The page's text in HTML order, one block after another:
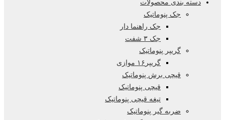
دسته بندی محصولات
جک پنوماتیک
جک راهنما دار
جک ۳ شفت
گریپر پنوماتیک
گریپر۱۶ موازی
قیچی برش پنوماتیک
قیچی پنوماتیک
تیغه قیچی پنوماتیک
ضربه گیر پنوماتیک